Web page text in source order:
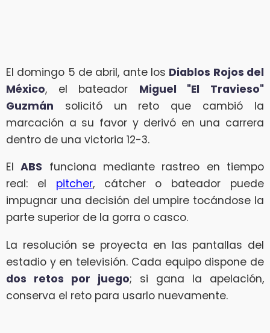
El domingo 5 de abril, ante los Diablos Rojos del
México, el bateador Miguel "El Travieso"
Guzmán solicitó un reto que cambió la
marcación a su favor y derivó en una carrera
dentro de una victoria 12-3.
ElABS funciona mediante rastreo en tiempo
real: el pitcher, cátcher o bateador puede
impugnar una decisión del umpire tocándose la
parte superior de la gorra o casco.
La resolución se proyecta en las pantallas del
estadio y en televisión. Cada equipo dispone de
dos retos por juego; si gana la apelación,
conserva el reto para usarlo nuevamente.